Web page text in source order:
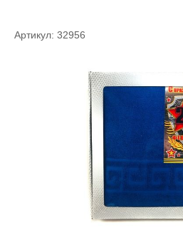
Артикул: 32956